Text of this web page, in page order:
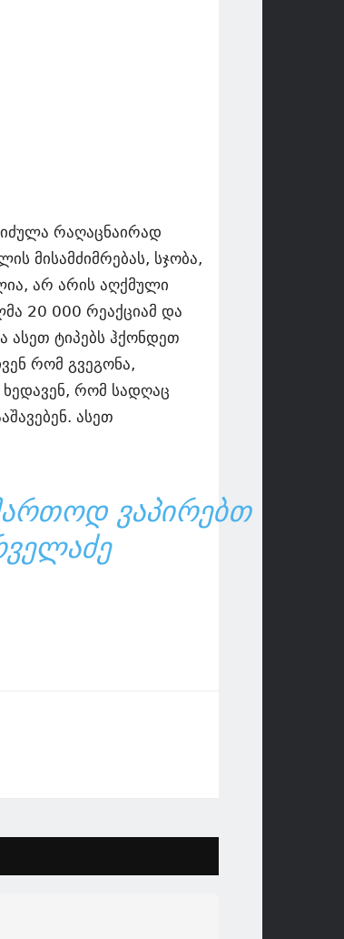
რაღაცნაირად
მისამძიმრებას, სჯობა,
არ არის აღქმული
20 000 რეაქციამ და
ასეთ ტიპებს ჰქონდეთ
რომ გვეგონა,
რომ სადღაც
ასეთ
ᲕᲐᲞᲘᲠᲔᲑᲗ